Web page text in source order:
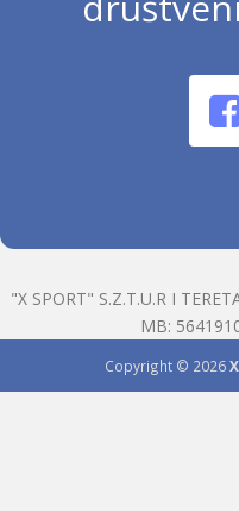
"X SPORT" S.Z.T.U.R I
MB:
Copyright © 2026